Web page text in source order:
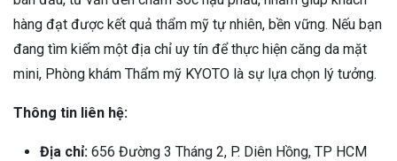
hàng đạt được kết quả thẩm mỹ tự nhiên, bền vững. Nếu bạn
đang tìm kiếm một địa chỉ uy tín để thực hiện căng da mặt
mini, Phòng khám Thẩm mỹ KYOTO là sự lựa chọn lý tưởng.
Thông tin liên hệ:
Địa chỉ: 656 Đường 3 Tháng 2, P. Diên Hồng, TP HCM